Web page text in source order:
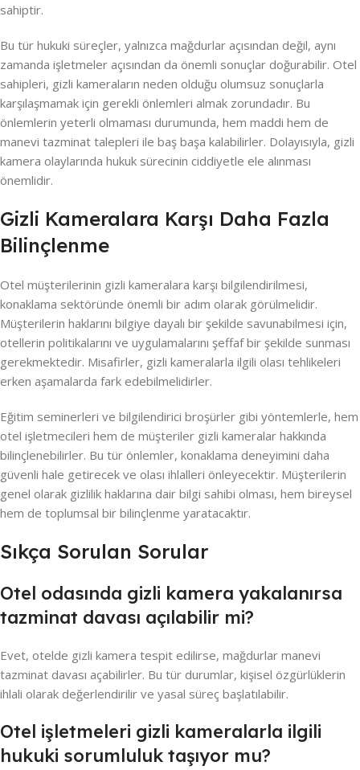
sahiptir.
Bu tür hukuki süreçler, yalnızca mağdurlar açısından değil, aynı
zamanda işletmeler açısından da önemli sonuçlar doğurabilir. Otel
sahipleri, gizli kameraların neden olduğu olumsuz sonuçlarla
karşılaşmamak için gerekli önlemleri almak zorundadır. Bu
önlemlerin yeterli olmaması durumunda, hem maddi hem de
manevi tazminat talepleri ile baş başa kalabilirler. Dolayısıyla, gizli
kamera olaylarında hukuk sürecinin ciddiyetle ele alınması
önemlidir.
Gizli Kameralara Karşı Daha Fazla
Bilinçlenme
Otel müşterilerinin gizli kameralara karşı bilgilendirilmesi,
konaklama sektöründe önemli bir adım olarak görülmelidir.
Müşterilerin haklarını bilgiye dayalı bir şekilde savunabilmesi için,
otellerin politikalarını ve uygulamalarını şeffaf bir şekilde sunması
gerekmektedir. Misafirler, gizli kameralarla ilgili olası tehlikeleri
erken aşamalarda fark edebilmelidirler.
Eğitim seminerleri ve bilgilendirici broşürler gibi yöntemlerle, hem
otel işletmecileri hem de müşteriler gizli kameralar hakkında
bilinçlenebilirler. Bu tür önlemler, konaklama deneyimini daha
güvenli hale getirecek ve olası ihlalleri önleyecektir. Müşterilerin
genel olarak gizlilik haklarına dair bilgi sahibi olması, hem bireysel
hem de toplumsal bir bilinçlenme yaratacaktır.
Sıkça Sorulan Sorular
Otel odasında gizli kamera yakalanırsa
tazminat davası açılabilir mi?
Evet, otelde gizli kamera tespit edilirse, mağdurlar manevi
tazminat davası açabilirler. Bu tür durumlar, kişisel özgürlüklerin
ihlali olarak değerlendirilir ve yasal süreç başlatılabilir.
Otel işletmeleri gizli kameralarla ilgili
hukuki sorumluluk taşıyor mu?